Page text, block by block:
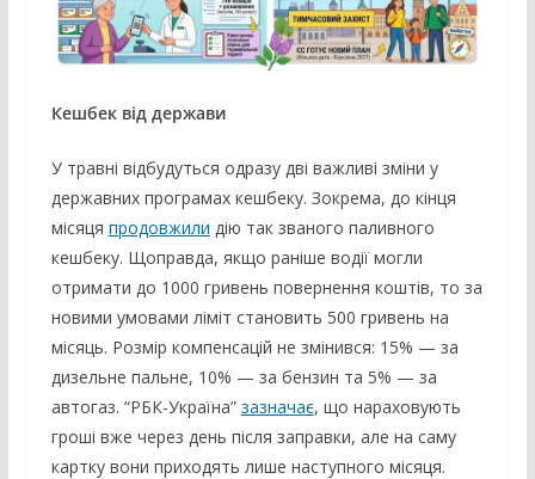
Кешбек від держави
У травні відбудуться одразу дві важливі зміни у
державних програмах кешбеку. Зокрема, до кінця
місяця продовжили дію так званого паливного
кешбеку. Щоправда, якщо раніше водії могли
отримати до 1000 гривень повернення коштів, то за
новими умовами ліміт становить 500 гривень на
місяць. Розмір компенсацій не змінився: 15% — за
дизельне пальне, 10% — за бензин та 5% — за
автогаз. “РБК-Україна” зазначає, що нараховують
гроші вже через день після заправки, але на саму
картку вони приходять лише наступного місяця.